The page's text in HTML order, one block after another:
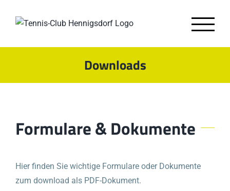
Inhalt
Downloads
Formulare & Dokumente
Hier finden Sie wichtige Formulare oder Dokumente
zum download als PDF-Dokument.